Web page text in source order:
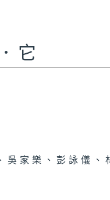
它
吳家樂、彭詠儀、